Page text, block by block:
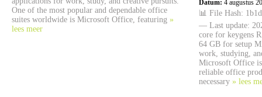
One of the most popular and dependable office
suites worldwide is Microsoft Office, featuring »
lees meer
Datum: 4 augustus
📊 File Hash:
— Last update:
core for keygens
64 GB for setup
work, studying,
Microsoft Office is
reliable office
necessary » lees